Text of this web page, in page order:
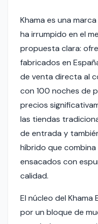
Khama es una
ha irrumpido en el
propuesta clara:
fabricados en
de venta directa al
con 100 noches de
precios
las tiendas
de entrada y
híbrido que
ensacados con
calidad.
El núcleo del
por un bloque de